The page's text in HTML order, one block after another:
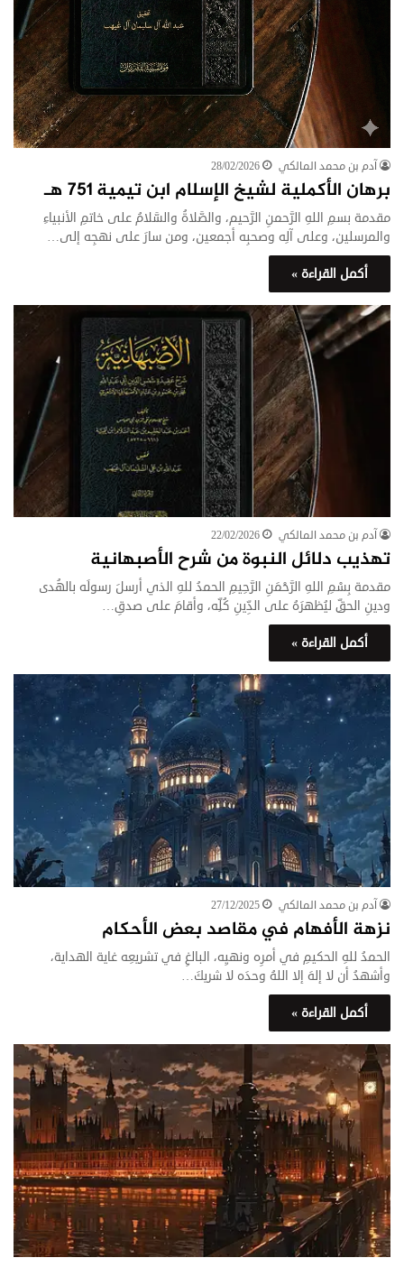
آدم بن محمد المالكي 28/02/2026
برهان الأكملية لشيخ الإسلام ابن تيمية ٧٥١ هـ
مقدمة بسمِ اللهِ الرَّحمنِ الرَّحيم، والصَّلاةُ والسَّلامُ على خاتمِ الأنبياءِ
والمرسلين، وعلى آلِه وصحبِه أجمعين، ومن سارَ على نهجِه إلى…
أكمل القراءة »
آدم بن محمد المالكي 22/02/2026
تهذيب دلائل النبوة من شرح الأصبهانية
مقدمة بِسْمِ اللهِ الرَّحْمَنِ الرَّحِيمِ الحمدُ للهِ الذي أرسلَ رسولَه بالهُدى
ودينِ الحقِّ ليُظهرَهُ على الدِّينِ كُلِّه، وأقامَ على صدقِ…
أكمل القراءة »
آدم بن محمد المالكي 27/12/2025
نزهة الأفهام في مقاصد بعض الأحكام
الحمدُ للهِ الحكيمِ في أمرِه ونهيِه، البالغِ في تشريعِه غاية الهداية،
وأشهدُ أن لا إلهَ إلا اللهُ وحدَه لا شريكَ…
أكمل القراءة »